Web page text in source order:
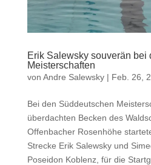
Erik Salewsky souverän bei
Meisterschaften
von Andre Salewsky| Feb. 26,
Bei den Süddeutschen
überdachten Becken des
Offenbacher Rosenhöhe
Strecke Erik Salewsky und
Poseidon Koblenz, für die